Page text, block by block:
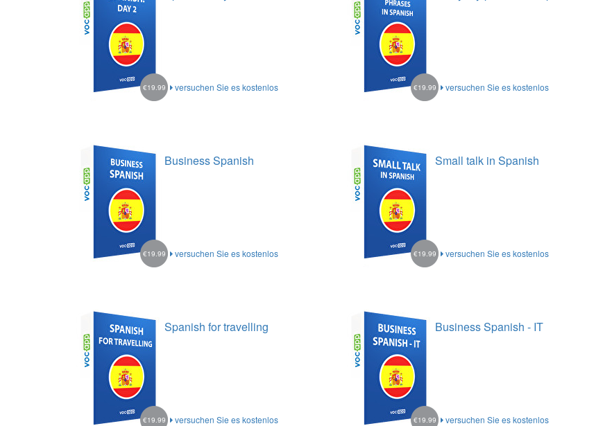
versuchen Sie es kostenlos
€19.99 versuchen Sie es kostenlos
€19.99
Business Spanish
versuchen Sie es kostenlos
€19.99
Small talk in Spanish
versuchen Sie es kostenlos
€19.99
Spanish for travelling
versuchen Sie es kostenlos
€19.99
Business Spanish - IT
versuchen Sie es kostenlos
€19.99